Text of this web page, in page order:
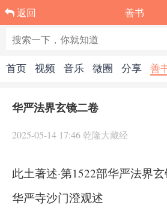
返回 善书
首页 视频 音乐 微圈 分享 善
华严法界玄镜二卷
2025-05-14 17:46 乾隆大藏经
此土著述·第1522部华严法界
华严寺沙门澄观述